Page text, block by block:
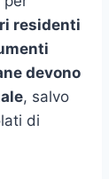
residenti
devono
, salvo
di